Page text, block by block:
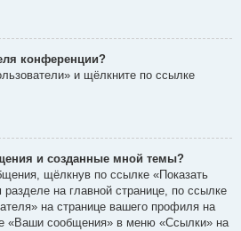
конференции?
и щёлкните по ссылке
и созданные мной темы?
щёлкнув по ссылке «Показать
на главной странице, по ссылке
на странице вашего профиля на
«Ваши сообщения» в меню «Ссылки» на